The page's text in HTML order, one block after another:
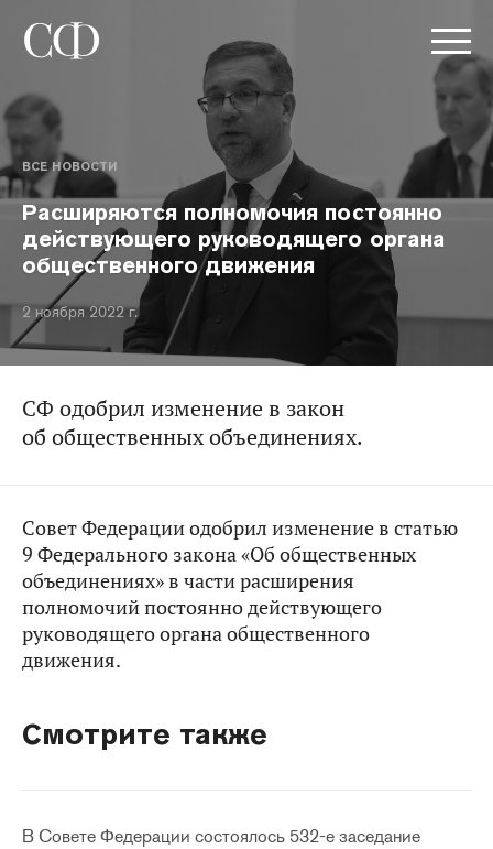
ВСЕ НОВОСТИ
Расширяются полномочия постоянно
действующего руководящего органа
общественного движения
2 ноября 2022 г.
СФ одобрил изменение в закон
об общественных объединениях.
Совет Федерации одобрил изменение в статью
9 Федерального закона «Об общественных
объединениях» в части расширения
полномочий постоянно действующего
руководящего органа общественного
движения.
Смотрите также
В Совете Федерации состоялось 532-е заседание